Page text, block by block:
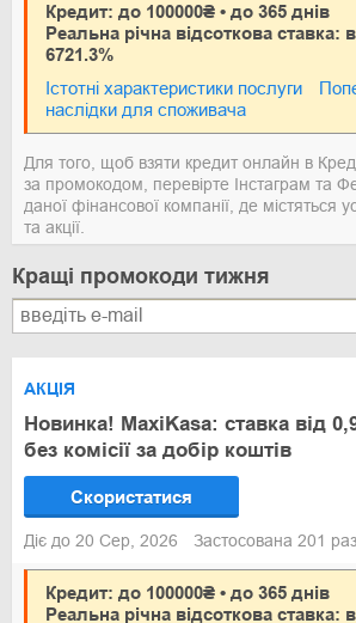
Кредит: до 100000₴ • до 365 днів
Реальна річна відсоткова ставка:
6721.3%
Істотні характеристики послуги
наслідки для споживача
Для того, щоб взяти кредит онлайн в
за промокодом, перевірте Інстаграм та
даної фінансової компанії, де містяться
та акції.
Кращі промокоди тижня
АКЦІЯ
Новинка! MaxiKasa: ставка від
без комісії за добір коштів
Скористатися
Діє до 20 Сер, 2026 Застосована 201
Кредит: до 100000₴ • до 365 днів
Реальна річна відсоткова ставка: